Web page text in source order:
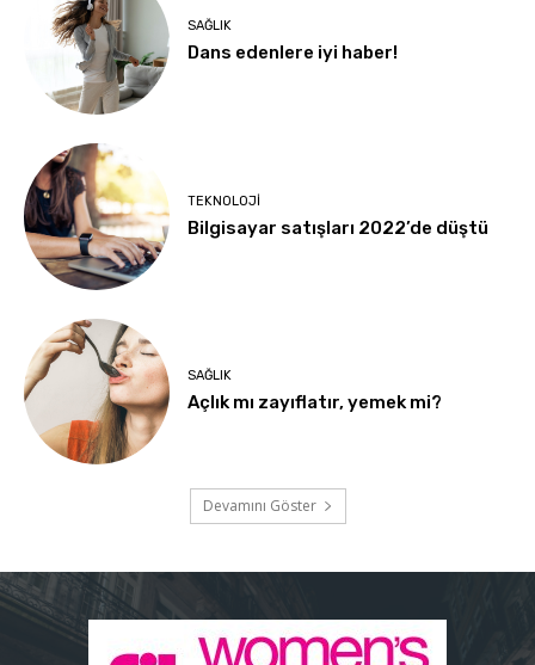
SAĞLIK
Dans edenlere iyi haber!
TEKNOLOJI
Bilgisayar satışları 2022’de düştü
SAĞLIK
Açlık mı zayıflatır, yemek mi?
Devamını Göster